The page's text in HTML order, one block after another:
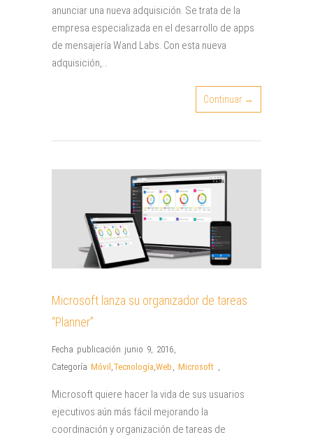
anunciar una nueva adquisición. Se trata de la
empresa especializada en el desarrollo de apps
de mensajería Wand Labs. Con esta nueva
adquisición,…
Continuar →
Microsoft lanza su organizador de tareas
“Planner”
Fecha publicación junio 9, 2016,
Categoría Móvil ,Tecnología,Web , Microsoft ,
Microsoft quiere hacer la vida de sus usuarios
ejecutivos aún más fácil mejorando la
coordinación y organización de tareas de